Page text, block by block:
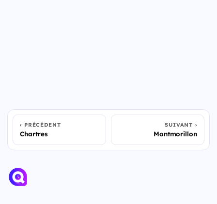
PRÉCÉDENT
Chartres
SUIVANT
Montmorillon